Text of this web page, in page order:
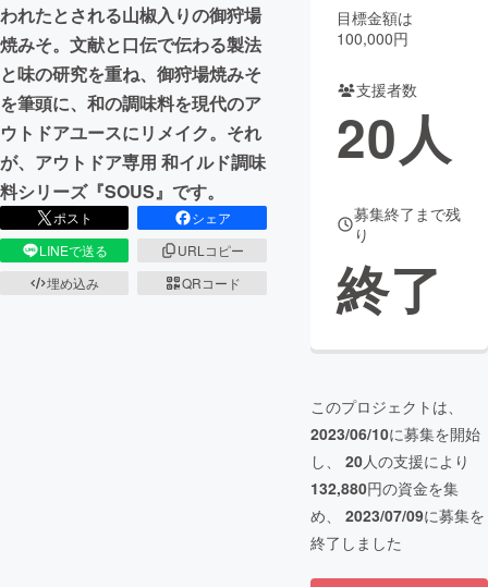
CAMPFIREふるさと納税machi-ya コミュニティ
われたとされる山椒入りの御狩場
焼みそ。文献と口伝で伝わる製法
と味の研究を重ね、御狩場焼みそ
を筆頭に、和の調味料を現代のア
ウトドアユースにリメイク。それ
が、アウトドア専用 和イルド調味
料シリーズ『SOUS』です。
ポスト
シェア
LINEで送る
URLコピー
埋め込み
QRコード
目標金額は
100,000円
支援者数
20人
募集終了まで残
り
終了
このプロジェクトは、
2023/06/10に募集を開始
し、 20人の支援により
132,880円の資金を集
め、 2023/07/09に募集を
終了しました